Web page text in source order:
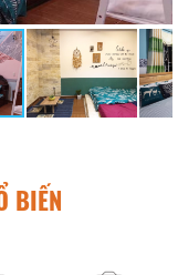
BIẾN